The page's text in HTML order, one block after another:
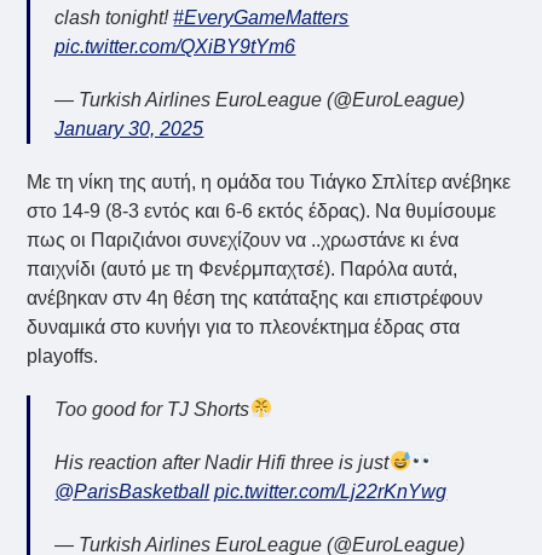
clash tonight!#EveryGameMatters
pic.twitter.com/QXiBY9tYm6
— Turkish Airlines EuroLeague (@EuroLeague)
January 30, 2025
Με τη νίκη της αυτή, η ομάδα του Τιάγκο Σπλίτερ ανέβηκε
στο 14-9 (8-3 εντός και 6-6 εκτός έδρας). Να θυμίσουμε
πως οι Παριζιάνοι συνεχίζουν να ..χρωστάνε κι ένα
παιχνίδι (αυτό με τη Φενέρμπαχτσέ). Παρόλα αυτά,
ανέβηκαν στν 4η θέση της κατάταξης και επιστρέφουν
δυναμικά στο κυνήγι για το πλεονέκτημα έδρας στα
playoffs.
Too good for TJ Shorts
His reaction after Nadir Hifi three is just
@ParisBasketball pic.twitter.com/Lj22rKnYwg
— Turkish Airlines EuroLeague (@EuroLeague)